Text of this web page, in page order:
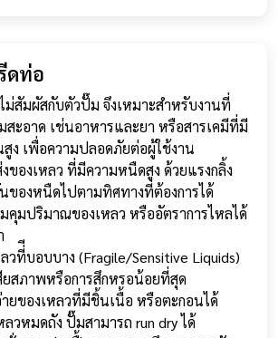
ดท่อ
ม่สัมผัสกับตัวปั๊ม จึงเหมาะสำหรับงานที่
สะอาด เช่นอาหารและยา หรือสารเคมีที่มี
ง เพื่อความปลอดภัยต่อผู้ใช้งาน
ของเหลว ที่มีความหนืดสูง ด้วยแรงกลิ้ง
ของหนืดไปตามทิศทางที่ต้องการได้
คุมปริมาณของเหลว หรืออัตราการไหลได้
วที่ีบอบบาง (Fragile/Sensitive Liquids)
ยสภาพหรือการสึกหรอน้อยที่สุด
ยของเหลวที่มีชิ้นเนื้อ หรือตะกอนได้
วหมดถัง ปั๊มสามารถ run dry ได้